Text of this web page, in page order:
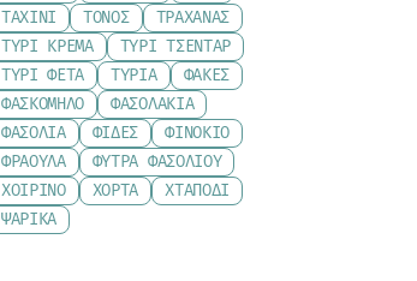
ΤΑΧΊΝΙ
ΤΌΝΟΣ
ΤΡΑΧΑΝΆΣ
ΤΥΡΊ ΚΡΈΜΑ
ΤΥΡΊ ΤΣΈΝΤΑΡ
ΤΥΡΊ ΦΈΤΑ
ΤΥΡΙΆ
ΦΑΚΈΣ
ΦΑΣΚΌΜΗΛΟ
ΦΑΣΟΛΆΚΙΑ
ΦΑΣΌΛΙΑ
ΦΙΔΈΣ
ΦΙΝΌΚΙΟ
ΦΡΆΟΥΛΑ
ΦΎΤΡΑ ΦΑΣΟΛΙΟΎ
ΧΟΙΡΙΝΌ
ΧΌΡΤΑ
ΧΤΑΠΌΔΙ
ΨΑΡΙΚΆ